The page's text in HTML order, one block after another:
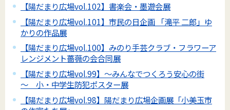
【陽だまり広場vol.102】書楽会・墨遊会展
【陽だまり広場vol.101】市民の日企画 「滝平 二郎」ゆ
かりの作品展
【陽だまり広場vol.100】みのり手芸クラブ・フラワーア
レンジメント薔薇の会合同展
【陽だまり広場vol.99】～みんなでつくろう安心の街
～ 小・中学生防犯ポスター展
【陽だまり広場vol.98】陽だまり広場企画展「小美玉市